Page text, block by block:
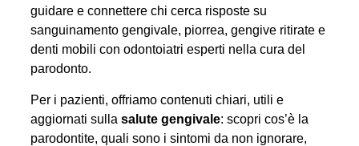
guidare e connettere chi cerca risposte su
sanguinamento gengivale, piorrea, gengive ritirate e
denti mobili con odontoiatri esperti nella cura del
parodonto.
Per i pazienti, offriamo contenuti chiari, utili e
aggiornati sullasalute gengivale: scopri cos’è la
parodontite, quali sono i sintomi da non ignorare,